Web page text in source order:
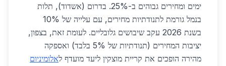
ימים ומחירים גבוהים ב-25%. בדרום (אשדוד), תלות
בנמל גורמת לתנודתיות מחירים, עם עלייה של 10%
בשנת 2026 עקב שיבושים גלובליים. לעומת זאת, בצפון,
יציבות המחירים (תנודתיות של 5% בלבד) ואספקה
מהירה הופכים את קריית מוצקין ליעד מועדף לאלומיניום